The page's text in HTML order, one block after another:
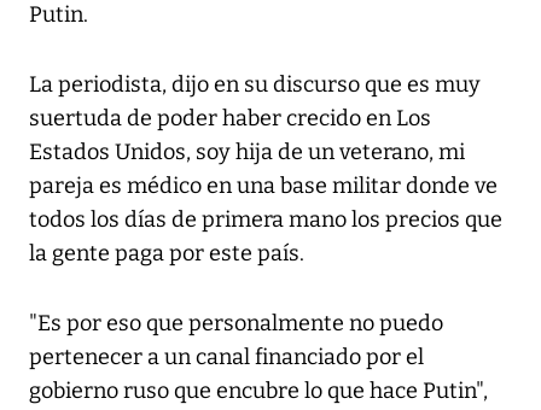
Putin.
La periodista, dijo en su discurso que es muy
suertuda de poder haber crecido en Los
Estados Unidos, soy hija de un veterano, mi
pareja es médico en una base militar donde ve
todos los días de primera mano los precios que
la gente paga por este país.
"Es por eso que personalmente no puedo
pertenecer a un canal financiado por el
gobierno ruso que encubre lo que hace Putin",